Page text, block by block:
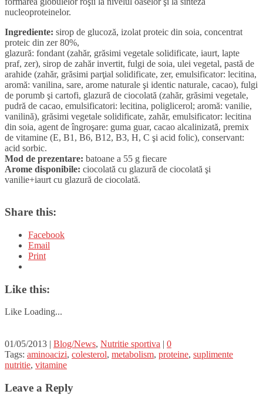
nucleoproteinelor.
Ingrediente: sirop de glucoză, izolat proteic din soia, concentrat
proteic din zer 80%,
glazură: fondant (zahăr, grăsimi vegetale solidificate, iaurt, lapte
praf, zer), sirop de zahăr invertit, fulgi de soia, ulei vegetal, pastă de
arahide (zahăr, grăsimi parţial solidificate, zer, emulsificator: lecitina,
aromă: vanilina, sare, arome naturale şi identic naturale, cacao), fulgi
de porumb şi cartofi, glazură de ciocolată (zahăr, grăsimi vegetale,
pudră de cacao, emulsificatori: lecitina, poliglicerol; aromă: vanilie,
vanilină), grăsimi vegetale solidificate, zahăr, emulsificator: lecitina
din soia, agent de îngroşare: guma guar, cacao alcalinizată, premix
de vitamine (E, B1, B6, B12, B3, H, C şi acid folic), conservant:
acid sorbic.
Mod de prezentare: batoane a 55 g fiecare
Arome disponibile: ciocolată cu glazură de ciocolată şi
vanilie+iaurt cu glazură de ciocolată.
Share this:
Facebook
Email
Print
Like this:
Like Loading...
01/05/2013 | Blog/News, Nutritie sportiva | 0
Tags: aminoacizi, colesterol, metabolism, proteine, suplimente
nutritie, vitamine
Leave a Reply